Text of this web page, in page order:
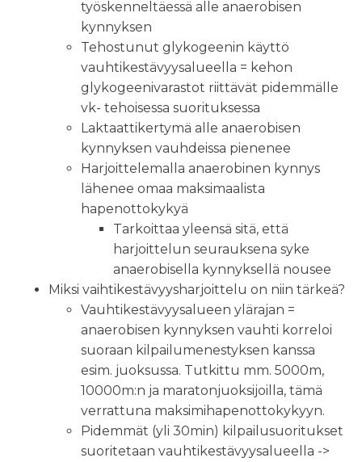
työskenneltäessä alle anaerobisen
kynnyksen
Tehostunut glykogeenin käyttö
vauhtikestävyysalueella = kehon
glykogeenivarastot riittävät pidemmälle
vk- tehoisessa suorituksessa
Laktaattikertymä alle anaerobisen
kynnyksen vauhdeissa pienenee
Harjoittelemalla anaerobinen kynnys
lähenee omaa maksimaalista
hapenottokykyä
Tarkoittaa yleensä sitä, että
harjoittelun seurauksena syke
anaerobisella kynnyksellä nousee
Miksi vaihtikestävyysharjoittelu on niin tärkeä?
Vauhtikestävyysalueen ylärajan =
anaerobisen kynnyksen vauhti korreloi
suoraan kilpailumenestyksen kanssa
esim. juoksussa. Tutkittu mm. 5000m,
10000m:n ja maratonjuoksijoilla, tämä
verrattuna maksimihapenottokykyyn.
Pidemmät (yli 30min) kilpailusuoritukset
suoritetaan vauhtikestävyysalueella ->